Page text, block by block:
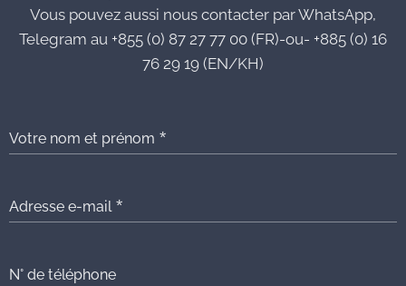
Vous pouvez aussi nous contacter par WhatsApp,
Telegram au +855 (0) 87 27 77 00 (FR)-ou- +885 (0) 16
76 29 19 (EN/KH)
Votre nom et prénom
Adresse e-mail
N° de téléphone